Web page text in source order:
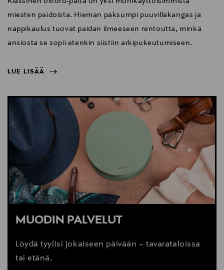
miesten paidoista. Hieman paksumpi puuvillakangas ja
nappikaulus tuovat paidan ilmeeseen rentoutta, minkä
ansiosta se sopii etenkin siistiin arkipukeutumiseen.
LUE LISÄÄ
LUE LISÄÄ
MUODIN PALVELUT
Löydä tyylisi jokaiseen päivään – tavarataloissa
tai etänä.